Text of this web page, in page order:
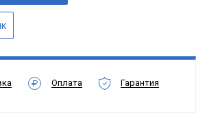
Оплата Гарантия